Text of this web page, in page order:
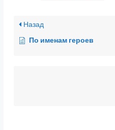
Назад
По именам героев